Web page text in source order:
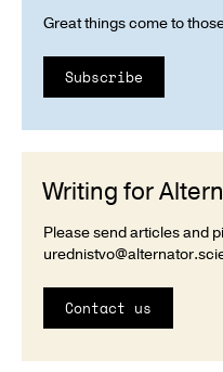
Great things come to
Subscribe
Writing for
Please send articles and
Contact us